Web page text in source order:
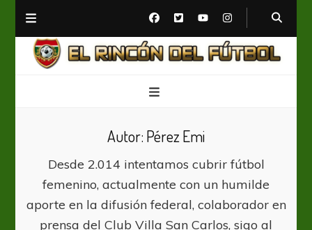
Autor: Pérez Emi
Desde 2.014 intentamos cubrir fútbol
femenino, actualmente con un humilde
aporte en la difusión federal, colaborador en
prensa del Club Villa San Carlos, sigo al